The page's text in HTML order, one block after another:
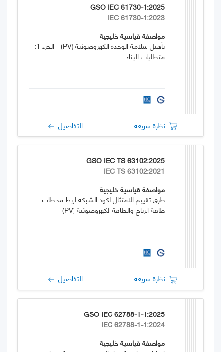
GSO IEC 61730-1:2025
IEC 61730-1:2023
مواصفة قياسية خليجية
تأهيل سلامة الوحدة الكهروضوئية (PV) - الجزء 1:
متطلبات البناء
نظرة سريعة التفاصيل
GSO IEC TS 63102:2025
IEC TS 63102:2021
مواصفة قياسية خليجية
طرق تقييم الامتثال لكود الشبكة لربط محطات
طاقة الرياح والطاقة الكهروضوئية (PV)
نظرة سريعة التفاصيل
GSO IEC 62788-1-1:2025
IEC 62788-1-1:2024
مواصفة قياسية خليجية